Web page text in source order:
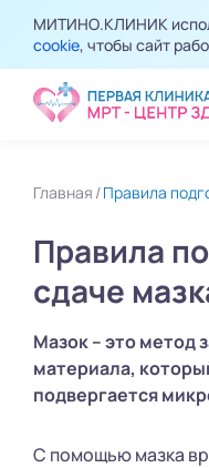
МИТИНО.КЛИНИК
cookie, чтобы сайт
Главная Правила
Правила
сдаче
Мазок – это метод
материала,
подвергается
С помощью мазка